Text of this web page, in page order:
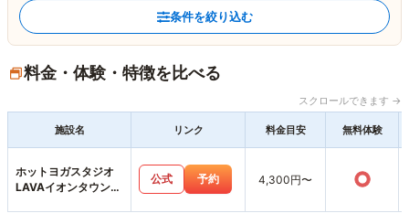
条件を絞り込む
料金・体験・特徴を比べる
スクロールできます →
施設名 リンク 料金目安 無料体験
ホットヨガスタジオ
LAVAイオンタウン郡
公式 予約 4,300円〜 ○